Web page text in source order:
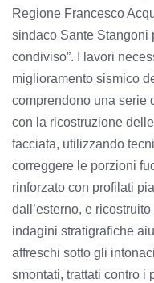
Regione Francesco
sindaco Sante Stangoni
condiviso”. I lavori
miglioramento sismico
comprendono una serie
con la ricostruzione
facciata, utilizzando
correggere le porzioni
rinforzato con profilati
dall’esterno, e
indagini stratigrafiche
affreschi sotto gli
smontati, trattati contro i